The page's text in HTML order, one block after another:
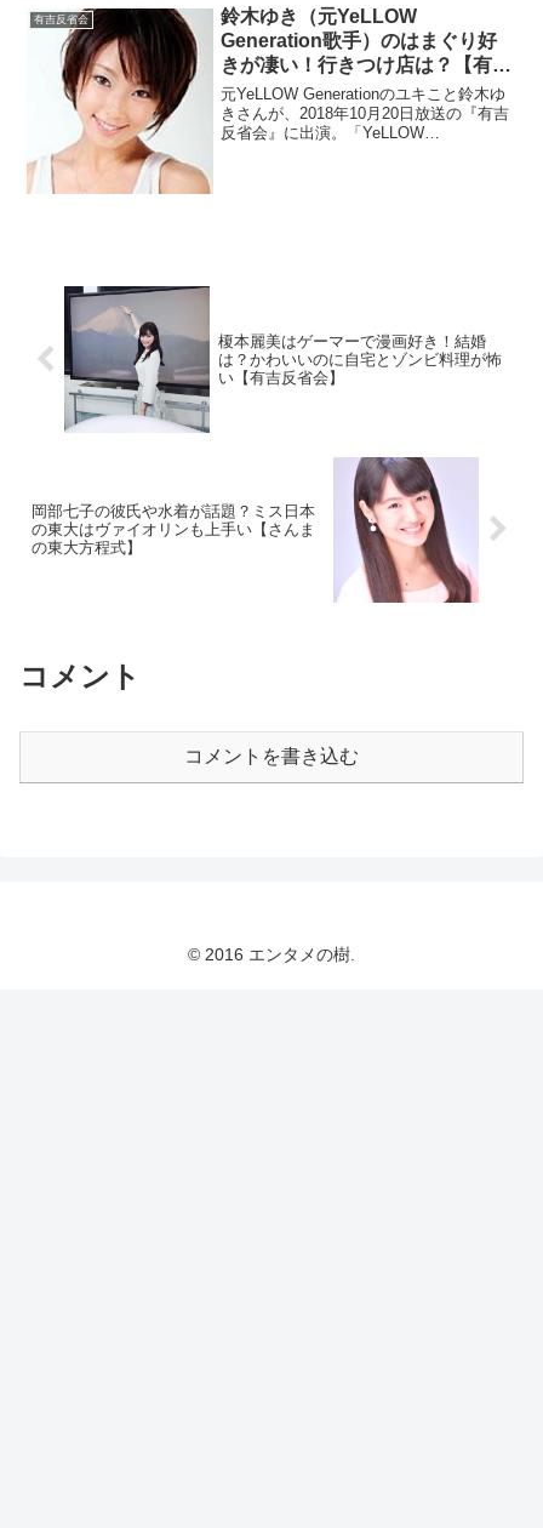
有吉反省会
鈴木ゆき（元YeLLOW
Generation歌手）のはまぐり好
きが凄い！行きつけ店は？【有吉
反省会】
元YeLLOW Generationのユキこと鈴木ゆ
きさんが、2018年10月20日放送の『有吉
反省会』に出演。「YeLLOW
榎本麗美はゲーマーで漫画好き！結婚
は？かわいいのに自宅とゾンビ料理が怖
い【有吉反省会】
岡部七子の彼氏や水着が話題？ミス日本
の東大はヴァイオリンも上手い【さんま
の東大方程式】
コメント
コメントを書き込む
© 2016 エンタメの樹.